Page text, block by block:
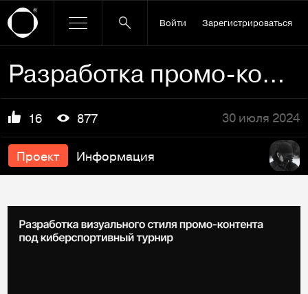
Войти Зарегистрироваться
Разработка промо-контента под киберспортивный турнир
16 877 30 июля 2024
Проект Информация